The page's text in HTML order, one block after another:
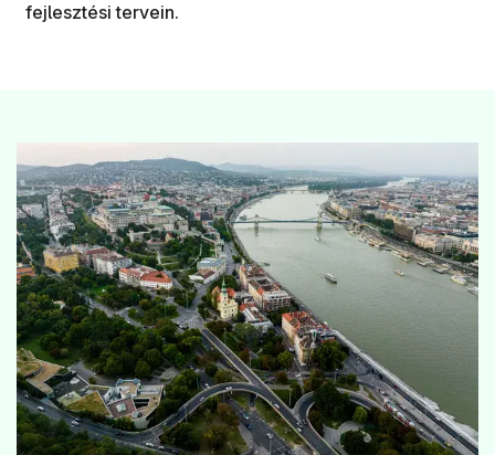
fejlesztési tervein.